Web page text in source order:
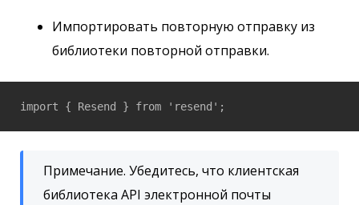
Импортировать повторную отправку из
библиотеки повторной отправки.
import { Resend } from 'resend';
Примечание. Убедитесь, что клиентская
библиотека API электронной почты